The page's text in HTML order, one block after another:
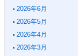
2026年6月
2026年5月
2026年4月
2026年3月